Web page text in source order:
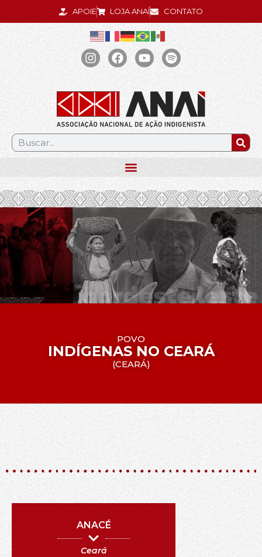
APOIE LOJA ANAÍ CONTATO
.
POVO
INDÍGENAS NO CEARÁ
(CEARÁ)
ANACÉ
Ceará